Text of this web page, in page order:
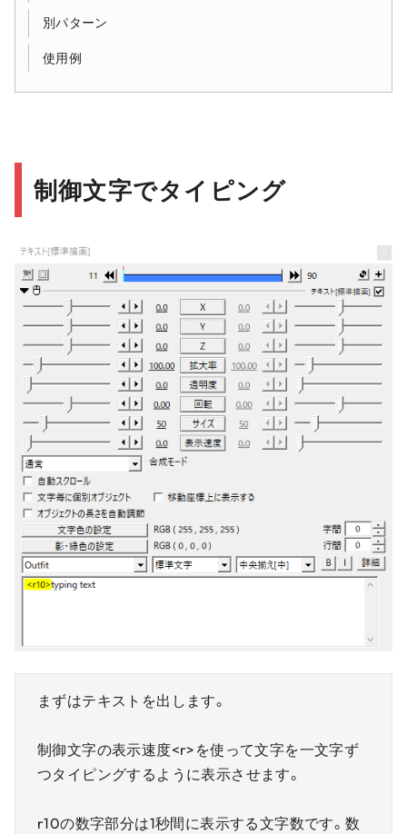
別パターン
使用例
制御文字でタイピング
まずはテキストを出します。
制御文字の表示速度<r>を使って文字を一文字ず
つタイピングするように表示させます。
r10の数字部分は1秒間に表示する文字数です。数